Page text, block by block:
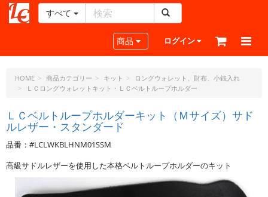
ー
ラ
フ
ド
ッ
ト・
ェ
すべて
Toggle navigation
商品 ログイン
HOME 商品カテゴリー キット
ロングウォレット、財布、小銭入れ
ＬＣロングウォレットキット・ＬＣベルトループホルダー
ＬＣベルトループホルダーキット（Ｍサイズ）サド
ルレザー・スタンダード
品番：#LCLWKBLHNM01SSM
高級サドルレザーを使用した本格ベルトループホルダーのキット